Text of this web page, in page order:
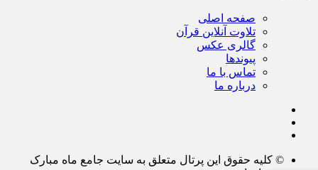
صفحه اصلی
تلاوت آنلاین قرآن
گالری عکس
پیوندها
تماس با ما
درباره ما
© کلیه حقوق این پرتال متعلق به سایت جامع ماه مبارک